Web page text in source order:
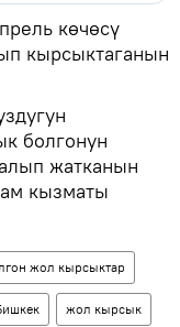
көчөсү
кырсыктаганын
болгонун
жатканын
кызматы
жол кырсыктар
жол кырсык